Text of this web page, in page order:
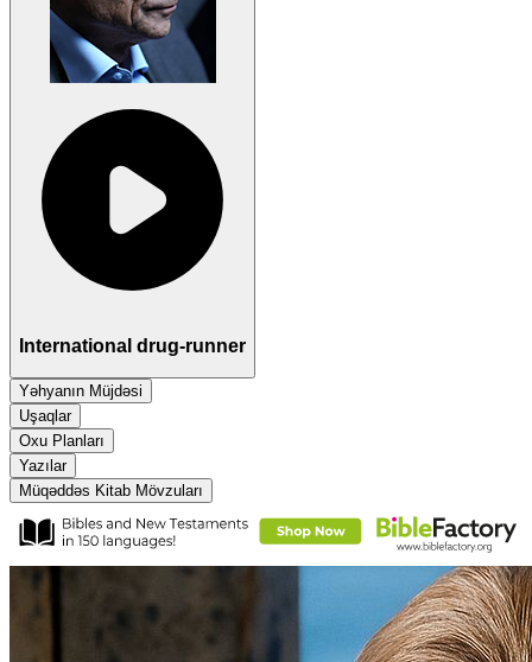
International drug-runner
Yəhyanın Müjdəsi
Uşaqlar
Oxu Planları
Yazılar
Müqəddəs Kitab Mövzuları